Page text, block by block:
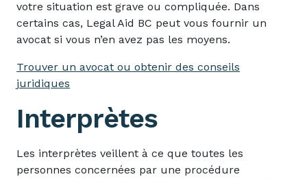
votre situation est grave ou compliquée. Dans
certains cas, Legal Aid BC peut vous fournir un
avocat si vous n’en avez pas les moyens.
Trouver un avocat ou obtenir des conseils
juridiques
Interprètes
Les interprètes veillent à ce que toutes les
personnes concernées par une procédure